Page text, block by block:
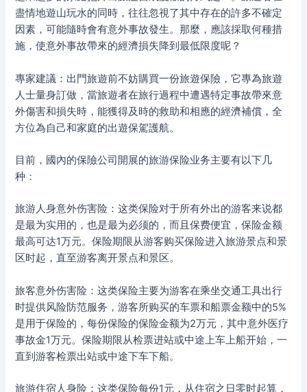
盡情地遊山玩水的同時，往往忽視了其中存在的許多不確定
因素，可能隨時會有意外事故發生。那麼，應該採取何種措
施，使意外事故帶來的經濟損失降到最低限度呢？
專家建議：出門旅遊前不妨購買一份旅遊保險，它專為旅遊
人士量身訂做，當旅遊者在旅行過程中遭遇特定事故帶來意
外傷害和損失時，能獲得及時的救助和相應的經濟補償，全
方位為自己和家庭的出遊保駕護航。
目前，國內的保險公司開展的旅游保险业务主要有以下几
种：
旅游人身意外伤害险：这类保险对于所有外出的游客来说都
是最为实用的，也是最为必须的，而且保费便宜，保险金额
最高可达1万元。保险期限从游客购买保险进入旅游景点和景
区时起，直至游客离开景点和景区。
旅客意外伤害险：这类保险主要为游客在乘坐交通工具出行
时提供风险防范服务，游客所购买的车票和船票金额中的5%
是用于保险的，每份保险的保险金额为2万元，其中意外医疗
事故金1万元。保险期限从检票进站或中途上车上船开始，一
直到游客检票出站或中途下车下船。
旅游住宿人身险：这类保险每份1元，从住宿之日零时起算，